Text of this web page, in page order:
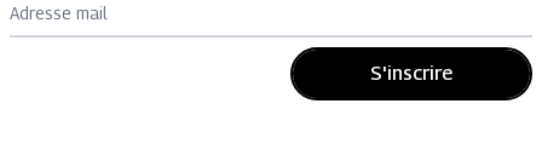
Adresse mail
S'inscrire